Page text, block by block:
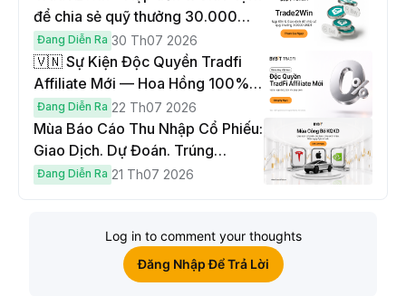
để chia sẻ quỹ thưởng 30.000
USDT
Đang Diễn Ra 30 Th07 2026
🇻🇳 Sự Kiện Độc Quyền Tradfi
Affiliate Mới — Hoa Hồng 100% &
Hoàn Phí Qua Đêm
Đang Diễn Ra 22 Th07 2026
Mùa Báo Cáo Thu Nhập Cổ Phiếu:
Giao Dịch. Dự Đoán. Trúng
Cybertruck!
Đang Diễn Ra 21 Th07 2026
Log in to comment your thoughts
Đăng Nhập Để Trả Lời